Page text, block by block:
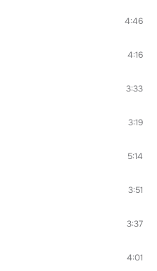
4:46
4:16
3:33
3:19
5:14
3:51
3:37
4:01